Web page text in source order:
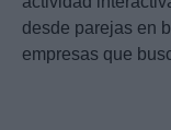
desde parejas en
empresas que